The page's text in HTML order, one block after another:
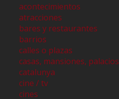
acontecimientos
atracciones
bares y restaurantes
barrios
calles o plazas
casas, mansiones, palacios
catalunya
cine / tv
cines